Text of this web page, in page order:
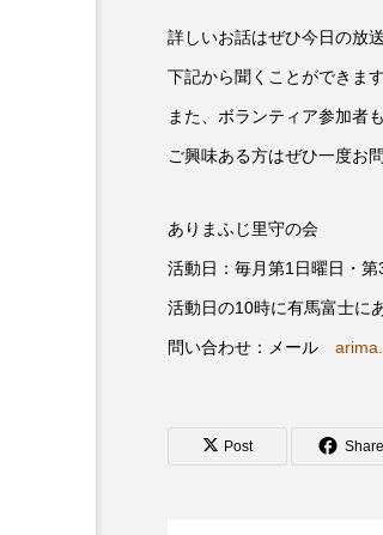
キング・オ
グリム童話
サニーサイ
ジェシカ・
ジューン・
スティー
詳しいお話はぜひ今日の放
下記から聞くことができます
また、ボランティア参加者
ご興味ある方はぜひ一度お
ありまふじ里守の会
活動日：毎月第1日曜日・
活動日の10時に有馬富士に
問い合わせ：メール
Post Share